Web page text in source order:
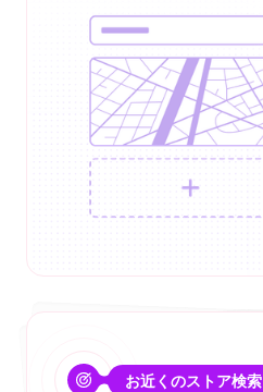
お近くのストア検索